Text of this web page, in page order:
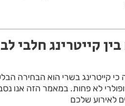
קייטרינג חלבי
קייטרינג בשרי הוא הבחירה
לא פחות. במאמר הזה אנו
לאירוע שלכם